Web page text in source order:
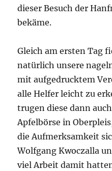
dieser Besuch der
bekäme.
Gleich am ersten Tag
natürlich unsere
mit aufgedrucktem
alle Helfer leicht zu
trugen diese dann
Apfelbörse in
die Aufmerksamkeit
Wolfgang Kwoczalla
viel Arbeit damit